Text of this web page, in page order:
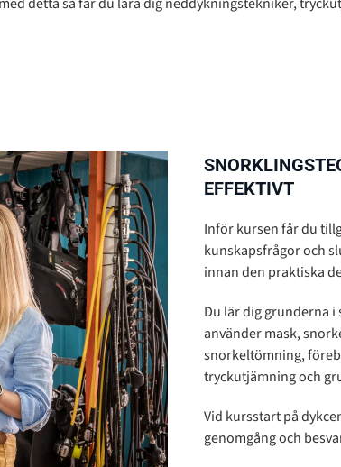
EFFEKTIVT
Inför kursen får du
kunskapsfrågor och
innan den praktiska
Du lär dig grunderna
använder mask,
snorkeltömning,
tryckutjämning och
Vid kursstart på
genomgång och